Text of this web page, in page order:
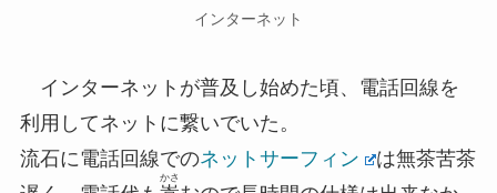
インターネット
インターネットが普及し始めた頃、電話回線を
利用してネットに繋いでいた。
流石に電話回線でのネットサーフィン
は無茶苦茶
かさ